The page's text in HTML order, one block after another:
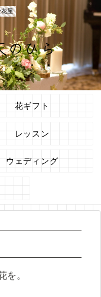
花屋
のひら
花ギフト
レッスン
ウェディング
を。